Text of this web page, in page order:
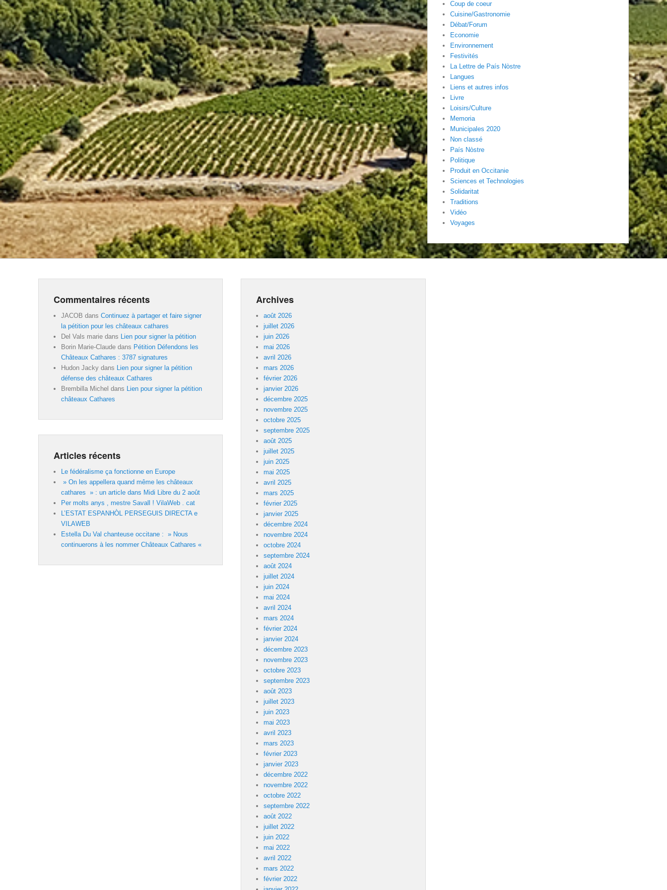
Coup de coeur
Cuisine/Gastronomie
Débat/Forum
Economie
Environnement
Festivités
La Lettre de País Nòstre
Langues
Liens et autres infos
Livre
Loisirs/Culture
Memoria
Municipales 2020
Non classé
País Nòstre
Politique
Produit en Occitanie
Sciences et Technologies
Solidaritat
Traditions
Vidéo
Voyages
Commentaires récents
JACOB dans Continuez à partager et faire signer
la pétition pour les châteaux cathares
Del Vals marie dans
Lien pour signer la pétition
Borin Marie-Claude dans Pétition Défendons les
Châteaux Cathares : 3787 signatures
Hudon Jacky dans
Lien pour signer la pétition
défense des châteaux Cathares
Brembilla Michel dans
Lien pour signer la pétition
châteaux Cathares
Articles récents
Le fédéralisme ça fonctionne en Europe
» On les appellera quand même les châteaux
cathares » : un article dans Midi Libre du 2 août
Per molts anys , mestre Savall ! VilaWeb . cat
L’ESTAT ESPANHÒL PERSEGUIS DIRECTA e
VILAWEB
Estella Du Val chanteuse occitane : » Nous
continuerons à les nommer Châteaux Cathares «
Archives
août 2026
juillet 2026
juin 2026
mai 2026
avril 2026
mars 2026
février 2026
janvier 2026
décembre 2025
novembre 2025
octobre 2025
septembre 2025
août 2025
juillet 2025
juin 2025
mai 2025
avril 2025
mars 2025
février 2025
janvier 2025
décembre 2024
novembre 2024
octobre 2024
septembre 2024
août 2024
juillet 2024
juin 2024
mai 2024
avril 2024
mars 2024
février 2024
janvier 2024
décembre 2023
novembre 2023
octobre 2023
septembre 2023
août 2023
juillet 2023
juin 2023
mai 2023
avril 2023
mars 2023
février 2023
janvier 2023
décembre 2022
novembre 2022
octobre 2022
septembre 2022
août 2022
juillet 2022
juin 2022
mai 2022
avril 2022
mars 2022
février 2022